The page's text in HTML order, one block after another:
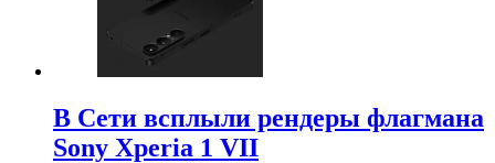
В Сети всплыли рендеры флагмана
Sony Xperia 1 VII